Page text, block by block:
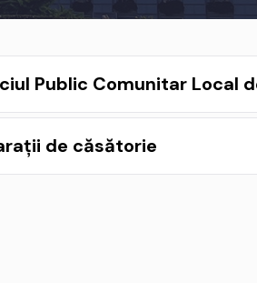
Public Comunitar Local
de căsătorie